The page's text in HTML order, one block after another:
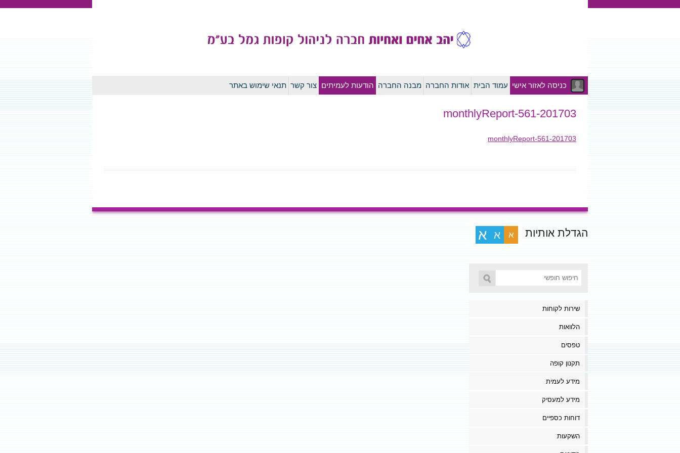
לדלג
לתוכן
כניסה לאזור אישי עמוד הבית אודות החברה מבנה החברה הודעות לעמיתים צור קשר תנאי שימוש באתר
201703-monthlyReport-561
201703-monthlyReport-561
הגדלת אותיות א א א
שירות לקוחות
הלוואות
טפסים
תקנון קופה
מידע לעמית
מידע למעסיק
דוחות כספיים
השקעות